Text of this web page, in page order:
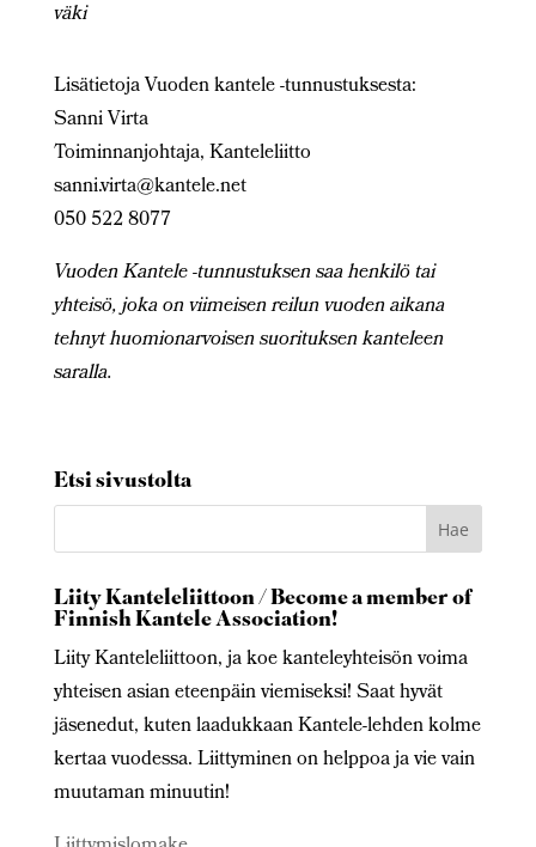
väki
Lisätietoja Vuoden kantele -tunnustuksesta:
Sanni Virta
Toiminnanjohtaja, Kanteleliitto
sanni.virta@kantele.net
050 522 8077
Vuoden Kantele -tunnustuksen saa henkilö tai
yhteisö, joka on viimeisen reilun vuoden aikana
tehnyt huomionarvoisen suorituksen kanteleen
saralla.
Etsi sivustolta
Liity Kanteleliittoon / Become a member of
Finnish Kantele Association!
Liity Kanteleliittoon, ja koe kanteleyhteisön voima
yhteisen asian eteenpäin viemiseksi! Saat hyvät
jäsenedut, kuten laadukkaan Kantele-lehden kolme
kertaa vuodessa. Liittyminen on helppoa ja vie vain
muutaman minuutin!